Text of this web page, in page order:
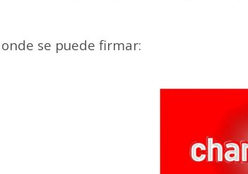
se puede firmar: